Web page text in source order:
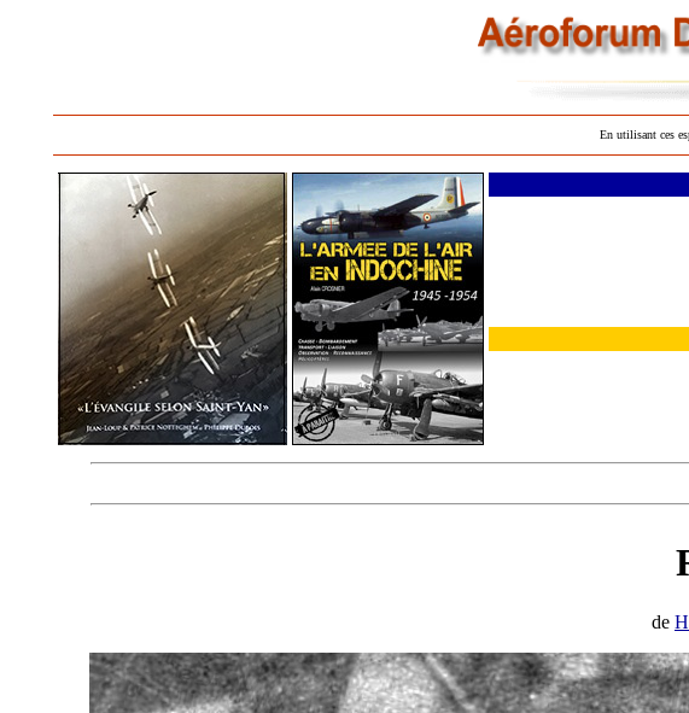
En utilisant ces
de